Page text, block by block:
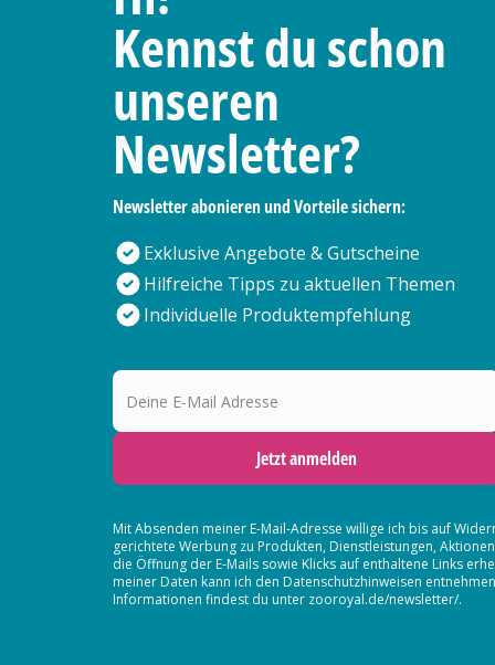
Kennst du schon
unseren
Newsletter?
Newsletter abonieren und Vorteile sichern:
Exklusive Angebote & Gutscheine
Hilfreiche Tipps zu aktuellen Themen
Individuelle Produktempfehlung
Deine E-Mail Adresse
Jetzt anmelden
Mit Absenden meiner E-Mail-Adresse willige ich bis auf
gerichtete Werbung zu Produkten, Dienstleistungen,
die Öffnung der E-Mails sowie Klicks auf enthaltene Links
meiner Daten kann ich den Datenschutzhinweisen
Informationen findest du unter zooroyal.de/newsletter/.